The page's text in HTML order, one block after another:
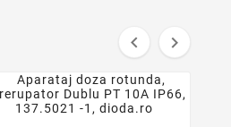
 